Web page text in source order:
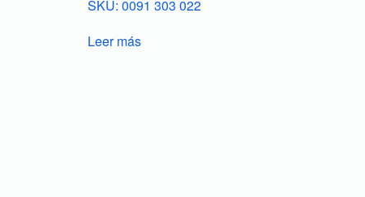
SKU: 0091 303 022
Leer más